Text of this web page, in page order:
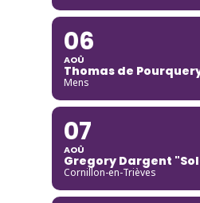
06
AOÛ
Thomas de
Mens
07
AOÛ
Gregory Dargent
Cornillon-en-Trièves